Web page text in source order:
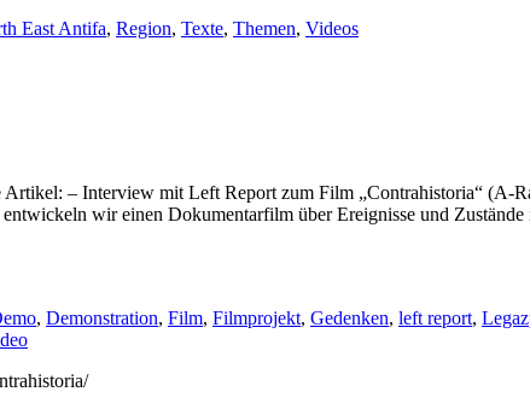
East Antifa, Region, Texte, Themen, Videos
– Interview mit Left Report zum Film „Contrahistoria“ (A-
wir einen Dokumentarfilm über Ereignisse und Zustände
, Demonstration, Film, Filmprojekt, Gedenken, left report,